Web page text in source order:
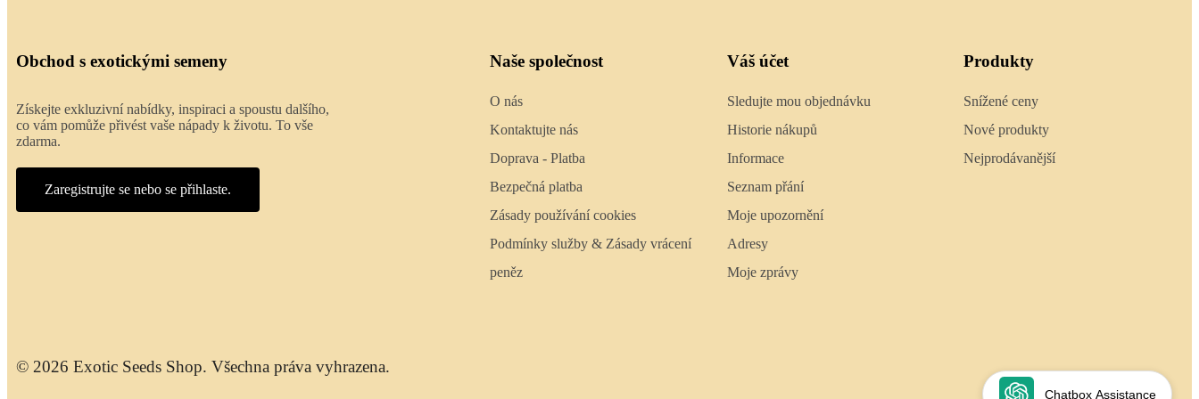
Chatbox Assistance
Obchod s exotickými semeny
Získejte exkluzivní nabídky, inspiraci a spoustu dalšího,
co vám pomůže přivést vaše nápady k životu. To vše
zdarma.
Zaregistrujte se nebo se přihlaste.
Naše společnost
O nás
Kontaktujte nás
Doprava - Platba
Bezpečná platba
Zásady používání cookies
Podmínky služby & Zásady vrácení
peněz
Váš účet
Sledujte mou objednávku
Historie nákupů
Informace
Seznam přání
Moje upozornění
Adresy
Moje zprávy
Produkty
Snížené ceny
Nové produkty
Nejprodávanější
© 2026 Exotic Seeds Shop. Všechna práva vyhrazena.